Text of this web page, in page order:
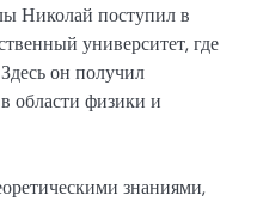
Николай поступил в
университет, где
он получил
области физики и
знаниями,